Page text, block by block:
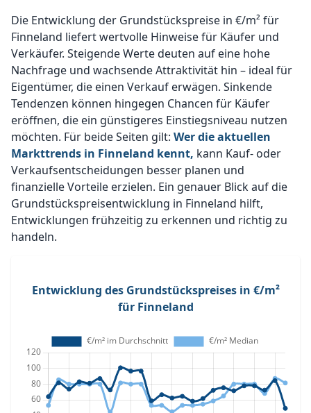
Die Entwicklung der Grundstückspreise in €/m² für
Finneland liefert wertvolle Hinweise für Käufer und
Verkäufer. Steigende Werte deuten auf eine hohe
Nachfrage und wachsende Attraktivität hin – ideal für
Eigentümer, die einen Verkauf erwägen. Sinkende
Tendenzen können hingegen Chancen für Käufer
eröffnen, die ein günstigeres Einstiegsniveau nutzen
möchten. Für beide Seiten gilt: Wer die aktuellen
Markttrends in Finneland kennt, kann Kauf- oder
Verkaufsentscheidungen besser planen und
finanzielle Vorteile erzielen. Ein genauer Blick auf die
Grundstückspreisentwicklung in Finneland hilft,
Entwicklungen frühzeitig zu erkennen und richtig zu
handeln.
Entwicklung des Grundstückspreises in €/m²
für Finneland